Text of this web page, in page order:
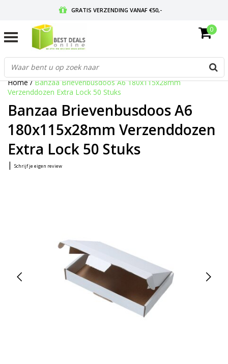
GRATIS VERZENDING VANAF €50,-
GRATIS RETOURNEREN EN 30 DAGEN BEDENKTIJD
0
Home/Banzaa Brievenbusdoos A6 180x115x28mm
Verzenddozen Extra Lock 50 Stuks
Banzaa Brievenbusdoos A6
180x115x28mm Verzenddozen
Extra Lock 50 Stuks
| Schrijf je eigen review